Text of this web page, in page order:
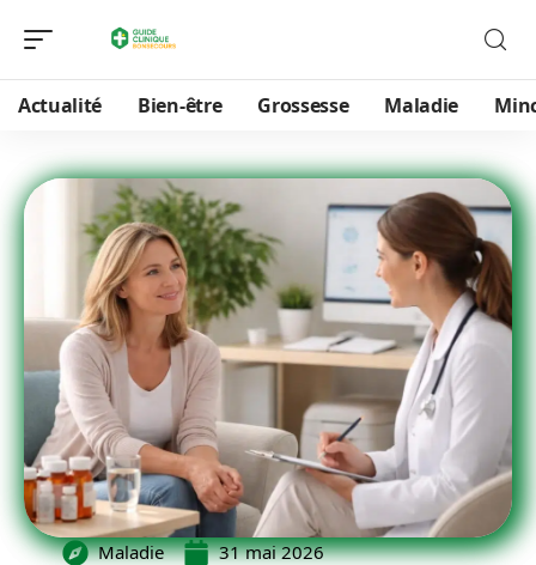
Actualité Bien-être Grossesse Maladie
Maladie 31 mai 2026